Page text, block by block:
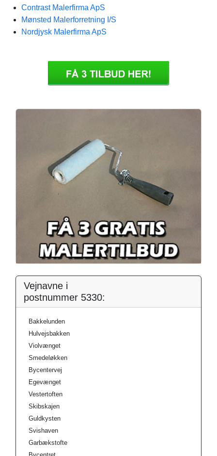
Contrast Malerfirma ApS
Mønsted Malerforretning I/S
Nordjysk Malerfirma ApS
Vejnavne i
postnummer 5330:
Bakkelunden
Hulvejsbakken
Violvænget
Smedeløkken
Bycentervej
Egevænget
Vestertoften
Skibskajen
Guldkysten
Svishaven
Garbækstofte